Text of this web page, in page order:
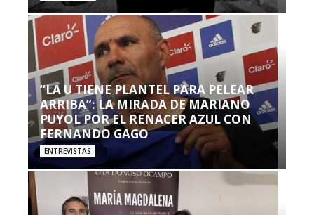
“LA U TIENE PLANTEL PARA PELEAR
ARRIBA”: LA MIRADA DE MARIANO
PUYOL POR EL RENACER AZUL CON
FERNANDO GAGO
ENTREVISTAS